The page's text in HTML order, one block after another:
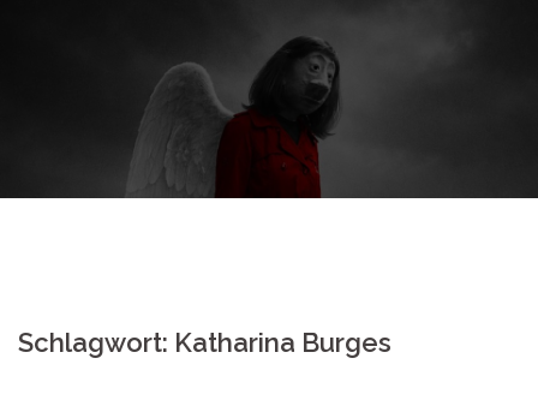
Schlagwort: Katharina Burges